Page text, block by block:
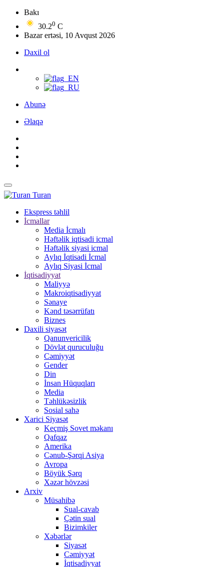
Bakı
30.20 C
Bazar ertəsi, 10 Avqust 2026
Daxil ol
Abunə
Əlaqə
Turan
Ekspress təhlil
İcmallar
Media İcmalı
Həftəlik iqtisadi icmal
Həftəlik siyasi icmal
Aylıq İqtisadi İcmal
Aylıq Siyasi İcmal
İqtisadiyyat
Maliyyə
Makroiqtisadiyyat
Sənaye
Kənd təsərrüfatı
Biznes
Daxili siyasət
Qanunvericilik
Dövlət quruculuğu
Cəmiyyət
Gender
Din
İnsan Hüquqları
Media
Təhlükəsizlik
Sosial sahə
Xarici Siyasət
Keçmiş Sovet məkanı
Qafqaz
Amerika
Cənub-Şərqi Asiya
Avropa
Böyük Şərq
Xəzər hövzəsi
Arxiv
Müsahibə
Sual-cavab
Çətin sual
Bizimkiler
Xəbərlər
Siyasət
Cəmiyyət
İqtisadiyyat